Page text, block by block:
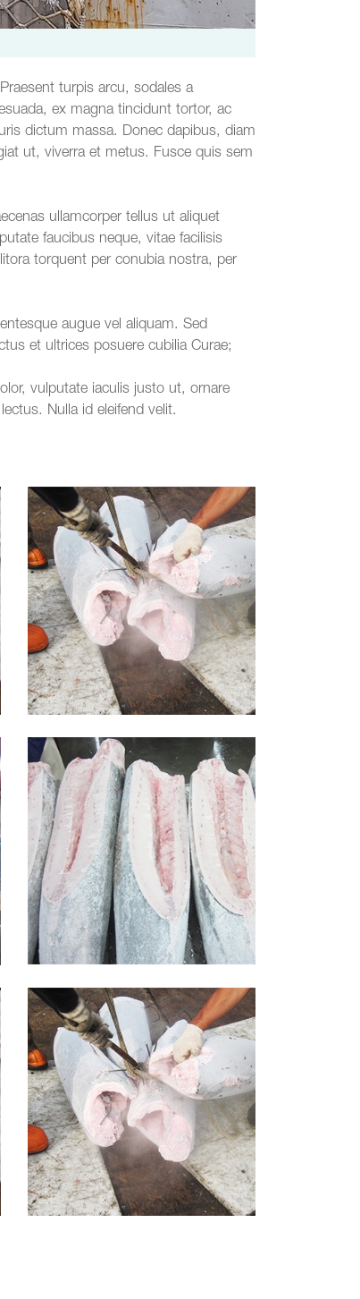
turpis arcu, sodales a
ex magna tincidunt tortor, ac
dictum massa. Donec dapibus, diam
ut, viverra et metus. Fusce quis sem
ullamcorper tellus ut aliquet
faucibus neque, vitae facilisis
torquent per conubia nostra, per
augue vel aliquam. Sed
et ultrices posuere cubilia Curae;
vulputate iaculis justo ut, ornare
Nulla id eleifend velit.